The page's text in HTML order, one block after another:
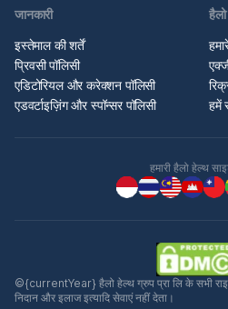
जानकारी
इस्तेमाल की शर्तें
प्रिवसी पॉलिसी
एडिटोरियल और करेक्शन पॉलिसी
एडवर्टाइज़िंग और स्पॉन्सर पॉलिसी
हमें
हमारी हैलो हेल्थ
©{currentYear} हैलो हेल्थ ग्रुप प्रा लि के सभी
निदान और इलाज इत्यादि सेवाएं नहीं देता।